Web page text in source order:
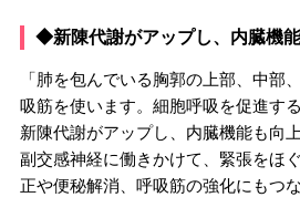
◆新陳代謝がアップし、内臓機
「肺を包んでいる胸郭の上部、中部
吸筋を使います。細胞呼吸を促進す
新陳代謝がアップし、内臓機能も向
副交感神経に働きかけて、緊張をほ
正や便秘解消、呼吸筋の強化にもつな